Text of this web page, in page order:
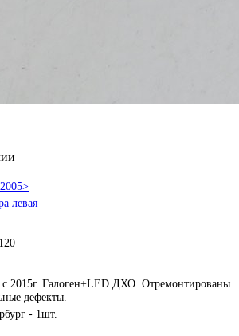
левая
с 2015г. Галоген+LED ДХО. Отремонтированы
дефекты.
- 1шт.